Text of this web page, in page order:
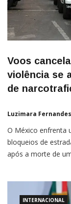
Voos
violência se
de
Luzimara Fernandes
O México enfrenta
bloqueios de
após a morte de
movimentação
INTERNACIONAL